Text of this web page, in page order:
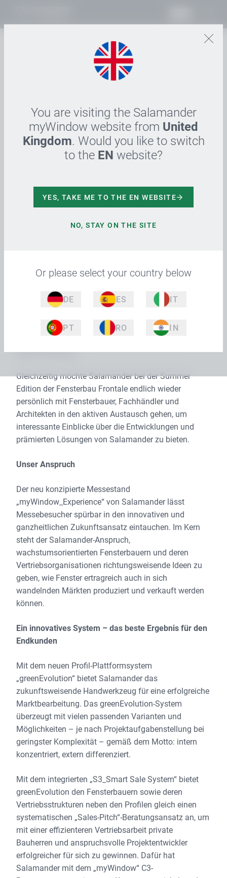
You are visiting the Salamander
myWindow website from United
Kingdom. Would you like to switch
to the EN website?
YES, TAKE ME TO THE EN WEBSITE
NO, STAY ON THE SITE
Or please select your country below
DE ES IT
PT RO IN
Salamander stellt auf
Mit Vorfreude blickt Salamander Window & Door
Systems vom 12. – 15. Juli 2022 nach Nürnberg, um
das prämierte Greta®Fenster, das neue
Plattformsystem greenEvolution mit dem innovativen
Neuheiten der Branche vorzustellen. Innovation,
Design und Nachhaltigkeit werden mit dem neu
auf der diesjährigen Summer Edition der Frontale in
Türkheim/Unterallgäu, 01.06.2022. Für Salamander ist
besonderes Event. Daher sendet das Traditionshaus
diesjährigen europäischen Fenster-Leitmesse ein
starkes Signal an die Fenster-Branche sowie an die
Messe Nürnberg.
Gleichzeitig möchte Salamander bei der Summer
Edition der Fensterbau Frontale endlich wieder
persönlich mit Fensterbauer, Fachhändler und
Architekten in den aktiven Austausch gehen, um
interessante Einblicke über die Entwicklungen und
prämierten Lösungen von Salamander zu bieten.
Unser Anspruch
Der neu konzipierte Messestand
„myWindow_Experience“ von Salamander lässt
Messebesucher spürbar in den innovativen und
ganzheitlichen Zukunftsansatz eintauchen. Im Kern
steht der Salamander-Anspruch,
wachstumsorientierten Fensterbauern und deren
Vertriebsorganisationen richtungsweisende Ideen zu
geben, wie Fenster ertragreich auch in sich
wandelnden Märkten produziert und verkauft werden
können.
Ein innovatives System – das beste Ergebnis für den
Endkunden
Mit dem neuen Profil-Plattformsystem
„greenEvolution“ bietet Salamander das
zukunftsweisende Handwerkzeug für eine erfolgreiche
Marktbearbeitung. Das greenEvolution-System
überzeugt mit vielen passenden Varianten und
Möglichkeiten – je nach Projektaufgabenstellung bei
geringster Komplexität – gemäß dem Motto: intern
konzentriert, extern differenziert.
Mit dem integrierten „S3_Smart Sale System“ bietet
greenEvolution den Fensterbauern sowie deren
Vertriebsstrukturen neben den Profilen gleich einen
systematischen „Sales-Pitch“-Beratungsansatz an, um
mit einer effizienteren Vertriebsarbeit private
Bauherren und anspruchsvolle Projektentwickler
erfolgreicher für sich zu gewinnen. Dafür hat
Salamander mit dem „myWindow“ C3-